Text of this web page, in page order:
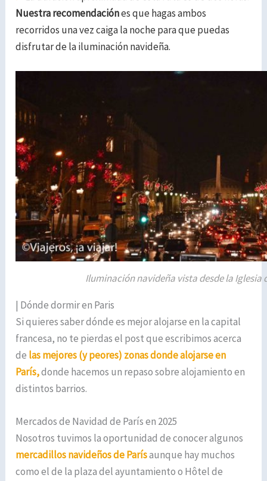
Nuestra recomendaciónes que hagas ambos
recorridos una vez caiga la noche para que puedas
disfrutar de la iluminación navideña.
Iluminación navideña vista desde la Iglesia
| Dónde dormir en Paris
Si quieres saber dónde es mejor alojarse en la capital
francesa, no te pierdas el post que escribimos acerca
de las mejores (y peores) zonas donde alojarse en
París,donde hacemos un repaso sobre alojamiento en
distintos barrios.
Mercados de Navidad de París en 2025
Nosotros tuvimos la oportunidad de conocer algunos
mercadillos navideños de Parísaunque hay muchos
como el de la plaza del ayuntamiento o Hôtel de